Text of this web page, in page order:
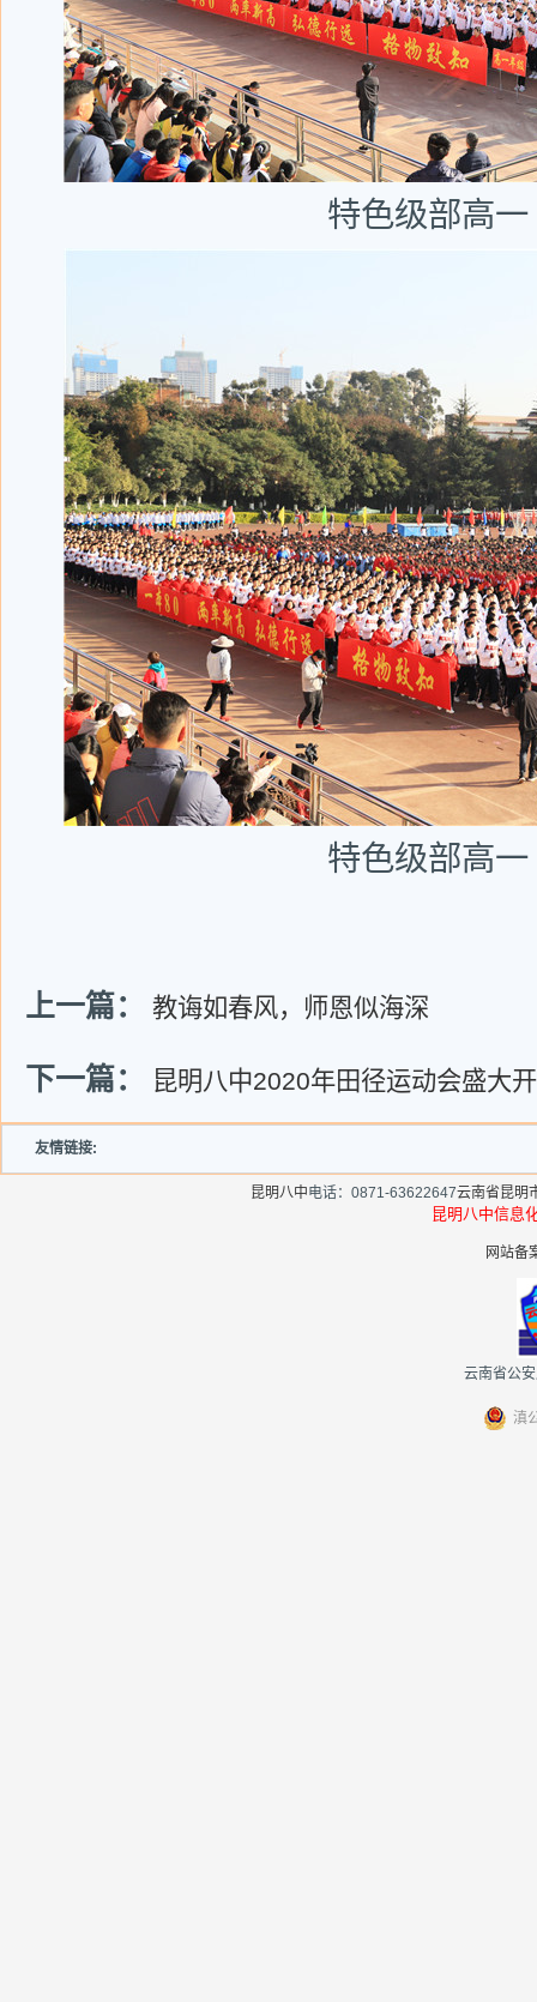
特色级部高
特色级部高
上一篇： 教诲如春风，师恩似海深
下一篇： 昆明八中2020年田径运动会盛大
友情链接:
昆明八中电话：0871-63622647云南省昆明
昆明八中信
网站备
云南省公
滇